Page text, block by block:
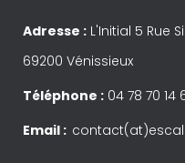
Adresse : L'Initial 5 Rue
69200 Vénissieux
Téléphone : 04 78 70 14
Email :